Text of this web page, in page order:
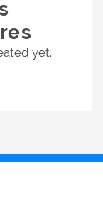
yet.